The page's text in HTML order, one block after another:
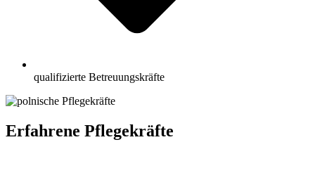
qualifizierte Betreuungskräfte
Erfahrene Pflegekräfte